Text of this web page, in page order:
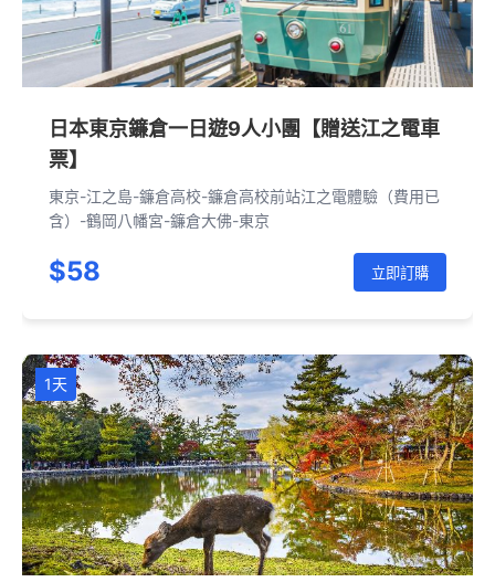
日本東京鐮倉一日遊9人小團【贈送江之電車
票】
東京-江之島-鐮倉高校-鐮倉高校前站江之電體驗（費用已
含）-鶴岡八幡宮-鐮倉大佛-東京
$58 立即訂購
1天